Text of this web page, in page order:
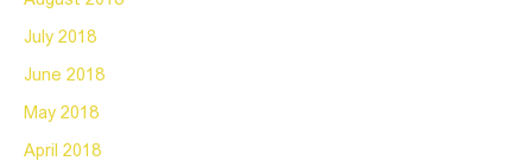
July 2018
June 2018
May 2018
April 2018